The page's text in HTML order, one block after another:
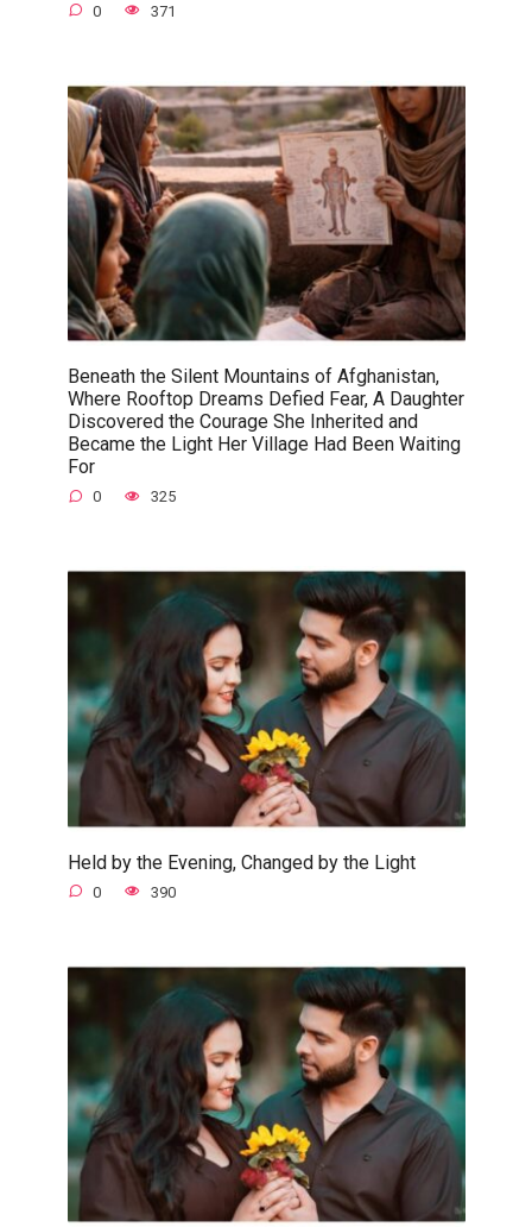
0 371
Beneath the Silent Mountains of Afghanistan,
Where Rooftop Dreams Defied Fear, A Daughter
Discovered the Courage She Inherited and
Became the Light Her Village Had Been Waiting
For
0 325
Held by the Evening, Changed by the Light
0 390